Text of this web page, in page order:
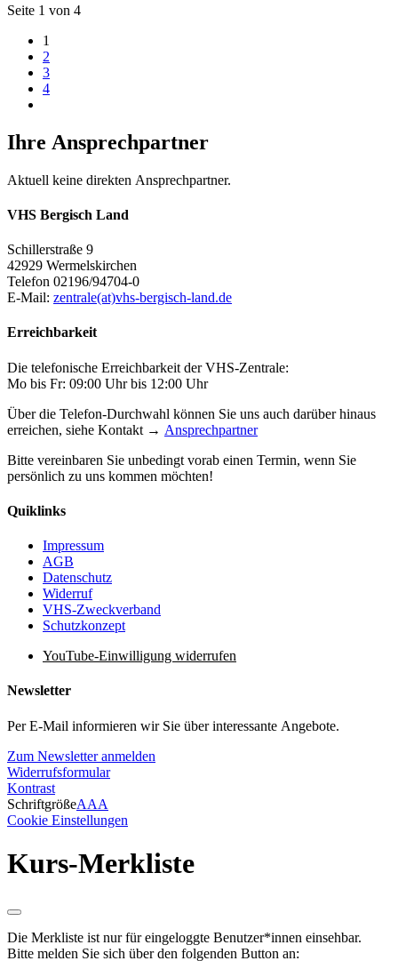
Seite 1 von 4
1
2
3
4
Ihre Ansprechpartner
Aktuell keine direkten Ansprechpartner.
VHS Bergisch Land
Schillerstraße 9
42929 Wermelskirchen
Telefon 02196/94704-0
E-Mail: zentrale(at)vhs-bergisch-land.de
Erreichbarkeit
Die telefonische Erreichbarkeit der VHS-Zentrale:
Mo bis Fr: 09:00 Uhr bis 12:00 Uhr
Über die Telefon-Durchwahl können Sie uns auch darüber hinaus
erreichen, siehe Kontakt → Ansprechpartner
Bitte vereinbaren Sie unbedingt vorab einen Termin, wenn Sie
persönlich zu uns kommen möchten!
Quiklinks
Impressum
AGB
Datenschutz
Widerruf
VHS-Zweckverband
Schutzkonzept
YouTube-Einwilligung widerrufen
Newsletter
Per E-Mail informieren wir Sie über interessante Angebote.
Zum Newsletter anmelden
Widerrufsformular
Kontrast
SchriftgrößeAAA
Cookie Einstellungen
Kurs-Merkliste
Die Merkliste ist nur für eingeloggte Benutzer*innen einsehbar.
Bitte melden Sie sich über den folgenden Button an: